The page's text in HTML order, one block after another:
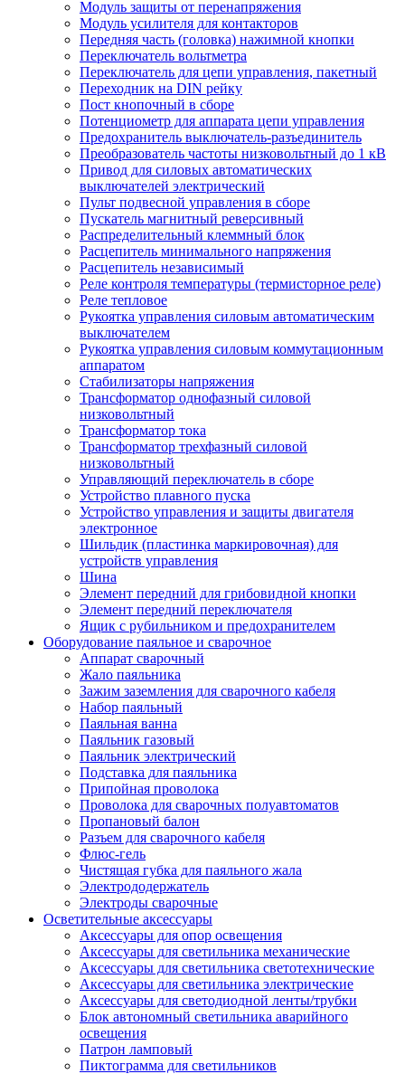
Модуль защиты от перенапряжения
Модуль усилителя для контакторов
Передняя часть (головка) нажимной кнопки
Переключатель вольтметра
Переключатель для цепи управления, пакетный
Переходник на DIN рейку
Пост кнопочный в сборе
Потенциометр для аппарата цепи управления
Предохранитель выключатель-разъединитель
Преобразователь частоты низковольтный до 1 кВ
Привод для силовых автоматических
выключателей электрический
Пульт подвесной управления в сборе
Пускатель магнитный реверсивный
Распределительный клеммный блок
Расцепитель минимального напряжения
Расцепитель независимый
Реле контроля температуры (термисторное реле)
Реле тепловое
Рукоятка управления силовым автоматическим
выключателем
Рукоятка управления силовым коммутационным
аппаратом
Стабилизаторы напряжения
Трансформатор однофазный силовой
низковольтный
Трансформатор тока
Трансформатор трехфазный силовой
низковольтный
Управляющий переключатель в сборе
Устройство плавного пуска
Устройство управления и защиты двигателя
электронное
Шильдик (пластинка маркировочная) для
устройств управления
Шина
Элемент передний для грибовидной кнопки
Элемент передний переключателя
Ящик с рубильником и предохранителем
Оборудование паяльное и сварочное
Аппарат сварочный
Жало паяльника
Зажим заземления для сварочного кабеля
Набор паяльный
Паяльная ванна
Паяльник газовый
Паяльник электрический
Подставка для паяльника
Припойная проволока
Проволока для сварочных полуавтоматов
Пропановый балон
Разъем для сварочного кабеля
Флюс-гель
Чистящая губка для паяльного жала
Электрододержатель
Электроды сварочные
Осветительные аксессуары
Аксессуары для опор освещения
Аксессуары для светильника механические
Аксессуары для светильника светотехнические
Аксессуары для светильника электрические
Аксессуары для светодиодной ленты/трубки
Блок автономный светильника аварийного
освещения
Патрон ламповый
Пиктограмма для светильников